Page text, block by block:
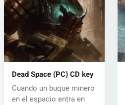
Dead Space (PC) CD key
Cuando un buque minero
en el espacio entra en